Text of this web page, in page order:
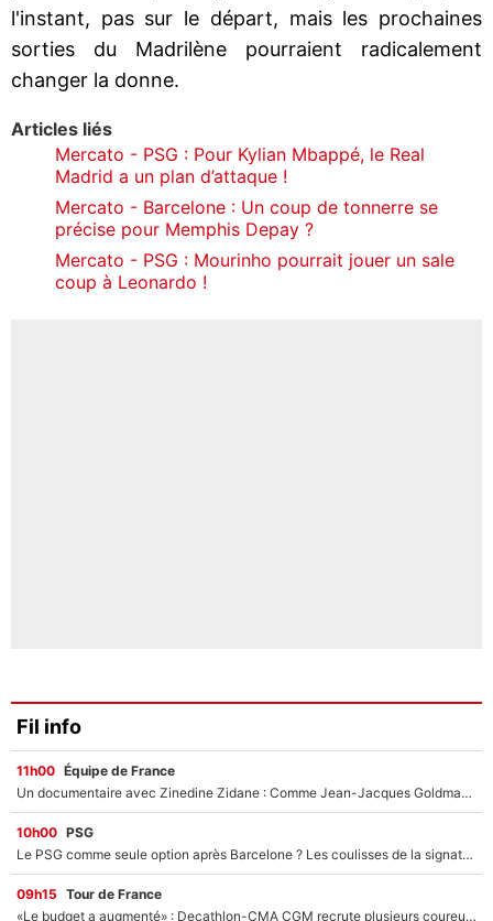
l'instant, pas sur le départ, mais les prochaines
sorties du Madrilène pourraient radicalement
changer la donne.
Articles liés
Mercato - PSG : Pour Kylian Mbappé, le Real
Madrid a un plan d’attaque !
Mercato - Barcelone : Un coup de tonnerre se
précise pour Memphis Depay ?
Mercato - PSG : Mourinho pourrait jouer un sale
coup à Leonardo !
Fil info
11h00 Équipe de France
Un documentaire avec Zinedine Zidane : Comme Jean-Jacques Goldman et Mylène Farmer, le nouveau sélectionneur de l'équipe de France a recalé une journaliste très connue
10h00 PSG
Le PSG comme seule option après Barcelone ? Les coulisses de la signature historique de Lionel Messi sont révélées au grand jour !
09h15 Tour de France
«Le budget a augmenté» : Decathlon-CMA CGM recrute plusieurs coureurs pour offrir à Paul Seixas une équipe pour gagner le Tour de France 2027